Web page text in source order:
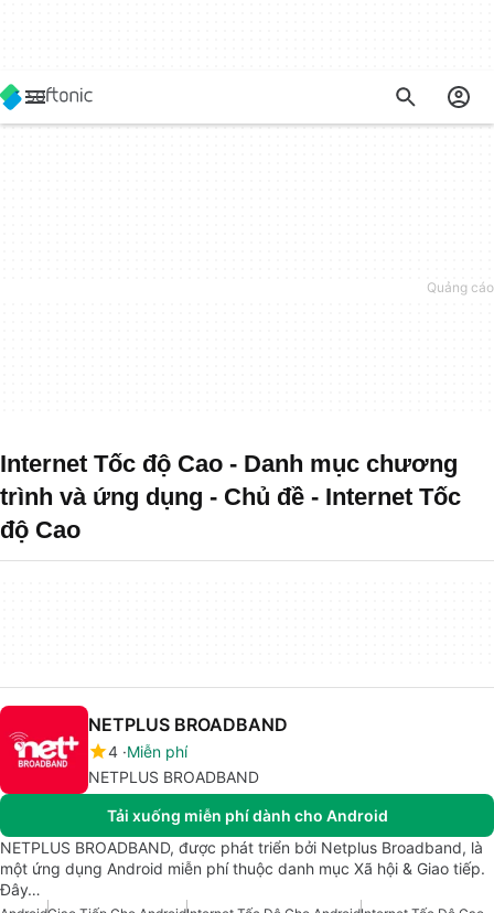
Internet Tốc độ Cao - Danh mục chương
trình và ứng dụng - Chủ đề - Internet Tốc
độ Cao
NETPLUS BROADBAND
4 Miễn phí
NETPLUS BROADBAND
Tải xuống miễn phí dành cho Android
NETPLUS BROADBAND, được phát triển bởi Netplus Broadband, là
một ứng dụng Android miễn phí thuộc danh mục Xã hội & Giao tiếp.
Đây…